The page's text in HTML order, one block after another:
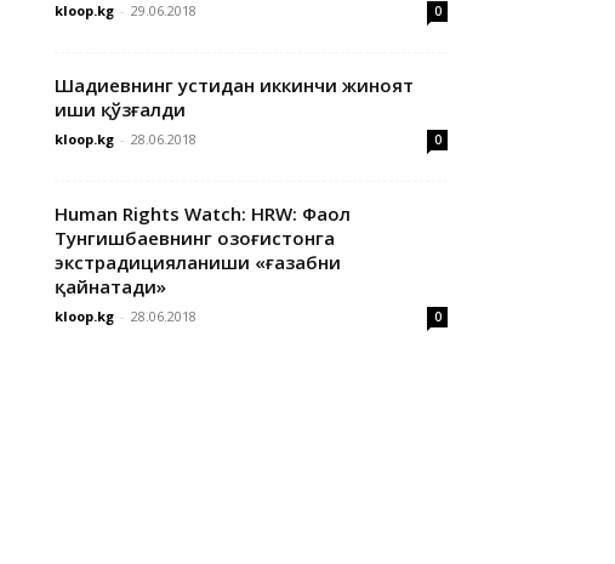
kloop.kg - 29.06.2018 0
Шадиевнинг устидан иккинчи жиноят
иши қўзғалди
kloop.kg - 28.06.2018 0
Human Rights Watch: HRW: Фаол
Тунгишбаевнинг Қозоғистонга
экстрадицияланиши «ғазабни
қайнатади»
kloop.kg - 28.06.2018 0